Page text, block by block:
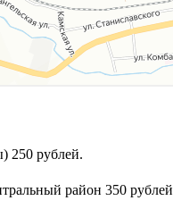
250 рублей.
район 350 рублей